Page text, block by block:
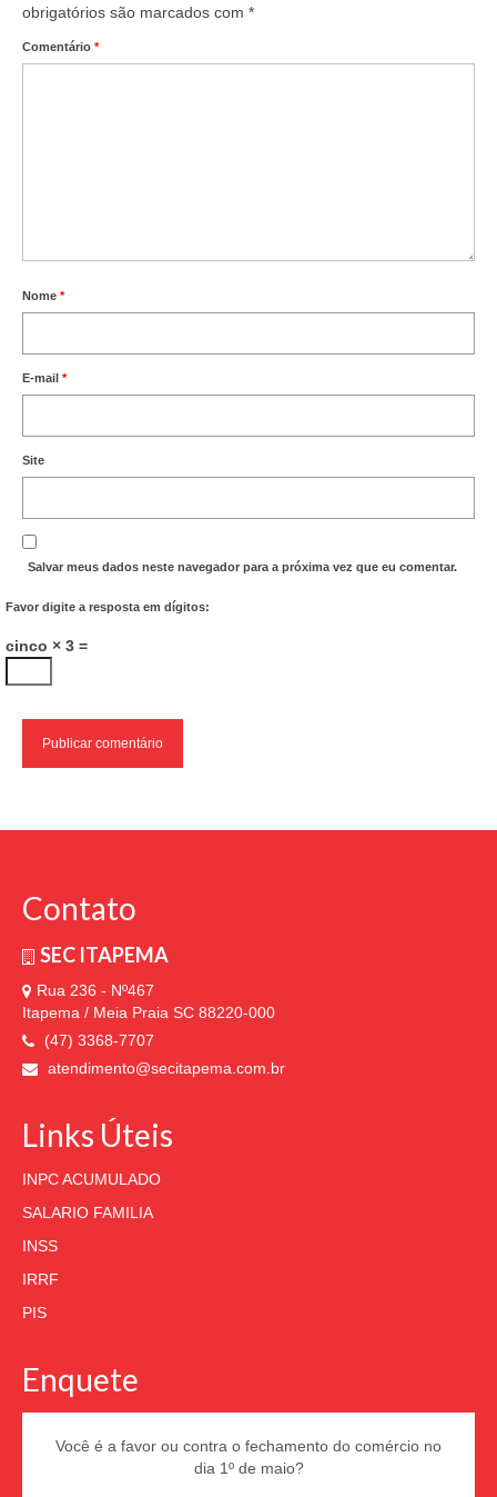
obrigatórios são marcados com *
Comentário *
Nome *
E-mail *
Site
Salvar meus dados neste navegador para a próxima vez que eu comentar.
Favor digite a resposta em dígitos:
cinco × 3 =
Contato
SEC ITAPEMA
Rua 236 - Nº467
Itapema / Meia Praia SC 88220-000
(47) 3368-7707
atendimento@secitapema.com.br
Links Úteis
INPC ACUMULADO
SALARIO FAMILIA
INSS
IRRF
PIS
Enquete
Você é a favor ou contra o fechamento do comércio no
dia 1º de maio?